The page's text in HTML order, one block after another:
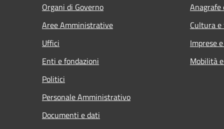
Organi di Governo
Aree Amministrative
Uffici
Enti e fondazioni
Politici
Personale Amministrativo
Documenti e dati
Cultura
Imprese
Mobilità